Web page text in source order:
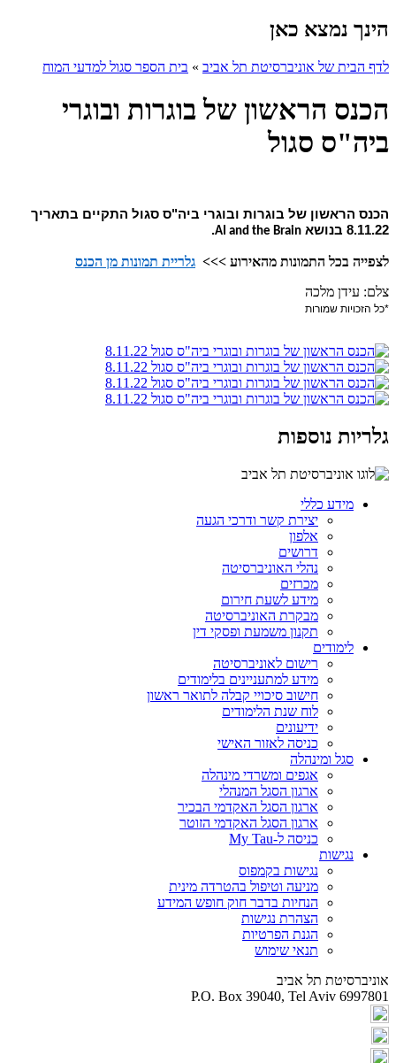
הינך נמצא כאן
לדף הבית של אוניברסיטת תל אביב » בית הספר סגול למדעי המוח
הכנס הראשון של בוגרות ובוגרי
ביה"ס סגול
הכנס הראשון של בוגרות ובוגרי ביה"ס סגול התקיים בתאריך
8.11.22 בנושא
AI and the Brain
.
לצפייה בכל התמונות מהאירוע >>> גלריית תמונות מן הכנס
צלם: עידן מלכה
*כל הזכויות שמורות
גלריות נוספות
מידע כללי
יצירת קשר ודרכי הגעה
אלפון
דרושים
נהלי האוניברסיטה
מכרזים
מידע לשעת חירום
מבקרת האוניברסיטה
תקנון משמעת ופסקי דין
לימודים
רישום לאוניברסיטה
מידע למתעניינים בלימודים
חישוב סיכויי קבלה לתואר ראשון
לוח שנת הלימודים
ידיעונים
כניסה לאזור האישי
סגל ומינהלה
אגפים ומשרדי מינהלה
ארגון הסגל המנהלי
ארגון הסגל האקדמי הבכיר
ארגון הסגל האקדמי הזוטר
כניסה ל-My Tau
נגישות
נגישות בקמפוס
מניעה וטיפול בהטרדה מינית
הנחיות בדבר חוק חופש המידע
הצהרת נגישות
הגנת הפרטיות
תנאי שימוש
אוניברסיטת תל אביב
P.O. Box 39040, Tel Aviv 6997801